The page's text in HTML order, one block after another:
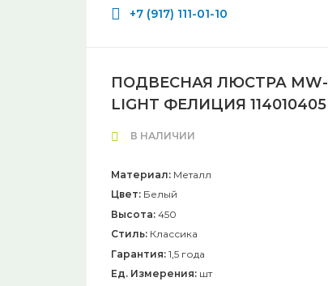
+7 (917) 111-01-10
ПОДВЕСНАЯ ЛЮСТРА MW-
LIGHT ФЕЛИЦИЯ 114010405
В НАЛИЧИИ
Материал: Металл
Цвет: Белый
Высота: 450
Стиль: Классика
Гарантия: 1,5 года
Ед. Измерения: шт